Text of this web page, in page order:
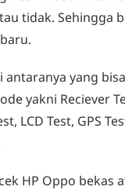
tidak. Sehingga
antaranya yang
yakni Reciever
LCD Test, GPS
HP Oppo bekas